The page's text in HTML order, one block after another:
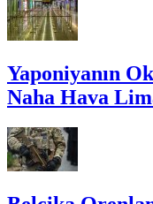
Yaponiyanın
Naha Hava